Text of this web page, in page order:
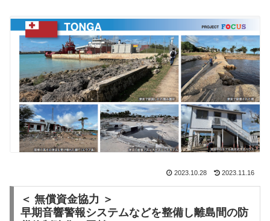
2023.10.28 2023.11.16
＜ 無償資金協力 ＞
早期音響警報システムなどを整備し離島間の防